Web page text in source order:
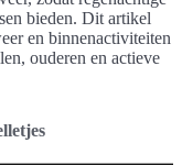
bieden. Dit artikel
en binnenactiviteiten
ouderen en actieve